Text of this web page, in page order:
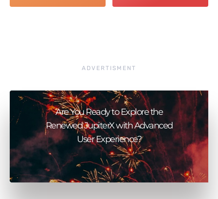
ADVERTISMENT
Are You Ready to Explore the
Renewed JupiterX with Advanced
User Experience?